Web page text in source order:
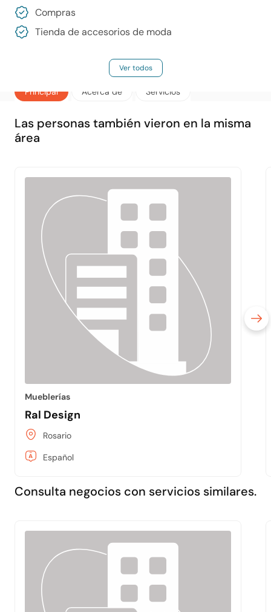
Principal Acerca de Servicios
Compras
Tienda de accesorios de moda
Ver todos
Las personas también vieron en la misma
área
Mueblerías
Ral Design
Rosario
Español
Consulta negocios con servicios similares.